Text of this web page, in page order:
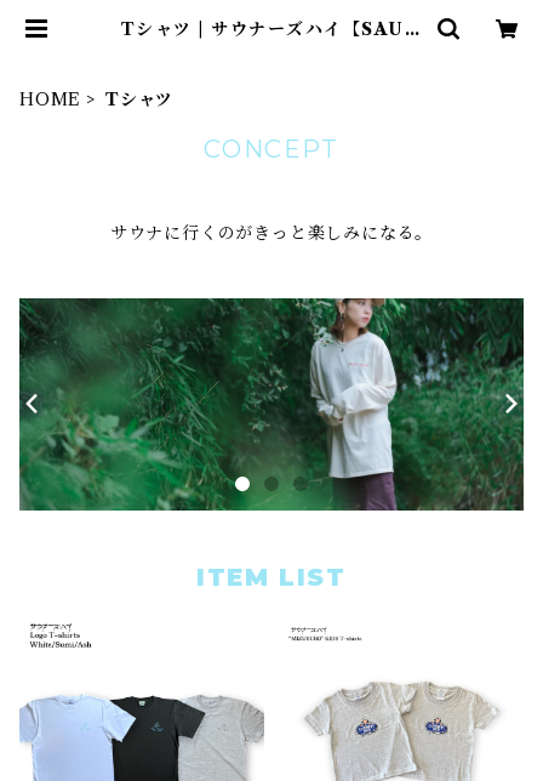
Tシャツ | サウナーズハイ【SAUN
HOME Tシャツ
CONCEPT
サウナに行くのがきっと楽しみになる。
ITEM LIST